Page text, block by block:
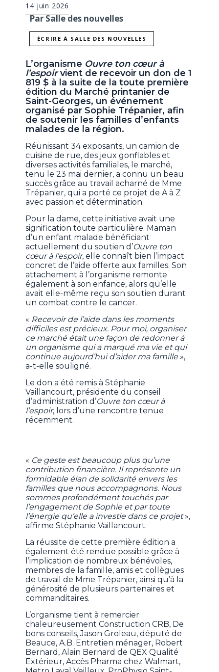
14 juin 2026
Par Salle des nouvelles
ÉCRIRE À SALLE DES NOUVELLES
L’organisme Ouvre ton cœur à
l’espoirvient de recevoir un don de 1
819 $ à la suite de la toute première
édition du Marché printanier de
Saint-Georges, un événement
organisé par Sophie Trépanier, afin
de soutenir les familles d’enfants
malades de la région.
Réunissant 34 exposants, un camion de
cuisine de rue, des jeux gonflables et
diverses activités familiales, le marché,
tenu le 23 mai dernier, a connu un beau
succès grâce au travail acharné de Mme
Trépanier, qui a porté ce projet de A à Z
avec passion et détermination.
Pour la dame, cette initiative avait une
signification toute particulière. Maman
d’un enfant malade bénéficiant
actuellement du soutien d’Ouvre ton
cœur à l’espoir, elle connaît bien l’impact
concret de l’aide offerte aux familles. Son
attachement à l’organisme remonte
également à son enfance, alors qu’elle
avait elle-même reçu son soutien durant
un combat contre le cancer.
« Recevoir de l’aide dans les moments
difficiles est précieux. Pour moi, organiser
ce marché était une façon de redonner à
un organisme qui a marqué ma vie et qui
continue aujourd’hui d’aider ma famille»,
a-t-elle souligné.
Le don a été remis à Stéphanie
Vaillancourt, présidente du conseil
d’administration d’Ouvre ton cœur à
l’espoir, lors d’une rencontre tenue
récemment.
« Ce geste est beaucoup plus qu’une
contribution financière. Il représente un
formidable élan de solidarité envers les
familles que nous accompagnons. Nous
sommes profondément touchés par
l’engagement de Sophie et par toute
l’énergie qu’elle a investie dans ce projet»,
affirme Stéphanie Vaillancourt.
La réussite de cette première édition a
également été rendue possible grâce à
l’implication de nombreux bénévoles,
membres de la famille, amis et collègues
de travail de Mme Trépanier, ainsi qu’à la
générosité de plusieurs partenaires et
commanditaires.
L’organisme tient à remercier
chaleureusement Construction CRB, De
bons conseils, Jason Groleau, député de
Beauce, A.B. Entretien ménager, Robert
Bernard, Alain Bernard de QEX Qualité
Extérieur, Accès Pharma chez Walmart,